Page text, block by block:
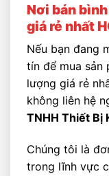
Nơi bán
giá rẻ nhất
Nếu bạn đang
tín để mua sản
lượng giá rẻ
không liên hệ
TNHH Thiết Bị
Chúng tôi là
trong lĩnh vực